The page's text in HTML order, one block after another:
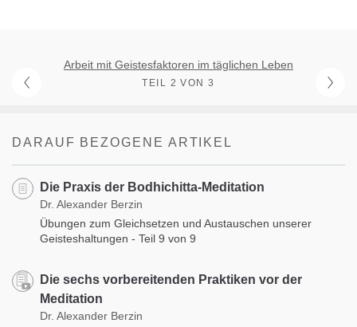
Arbeit mit Geistesfaktoren im täglichen Leben
TEIL 2 VON 3
DARAUF BEZOGENE ARTIKEL
Die Praxis der Bodhichitta-Meditation
Dr. Alexander Berzin
Übungen zum Gleichsetzen und Austauschen unserer
Geisteshaltungen - Teil 9 von 9
Die sechs vorbereitenden Praktiken vor der
Meditation
Dr. Alexander Berzin